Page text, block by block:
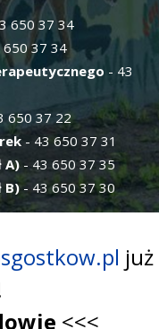
650 37 34
37 34
- 43
650 37 22
- 43 650 37 31
A) - 43 650 37 35
B)- 43 650 37 30
już
<<<